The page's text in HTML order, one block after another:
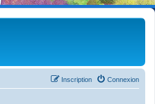
Connexion
Inscription